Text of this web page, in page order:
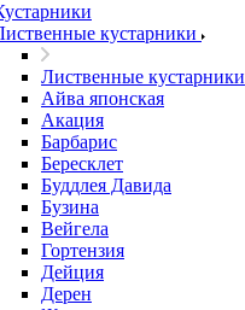
кустарники
Лиственные кустарники
Айва японская
Акация
Барбарис
Бересклет
Буддлея Давида
Бузина
Вейгела
Гортензия
Дейция
Дерен